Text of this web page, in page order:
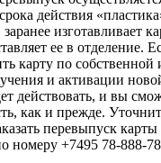
действия
изготавливает
ее в отделение.
карту по собственной
и активации
действовать, и вы
как и прежде.
перевыпуск
номеру +7495 78-888-